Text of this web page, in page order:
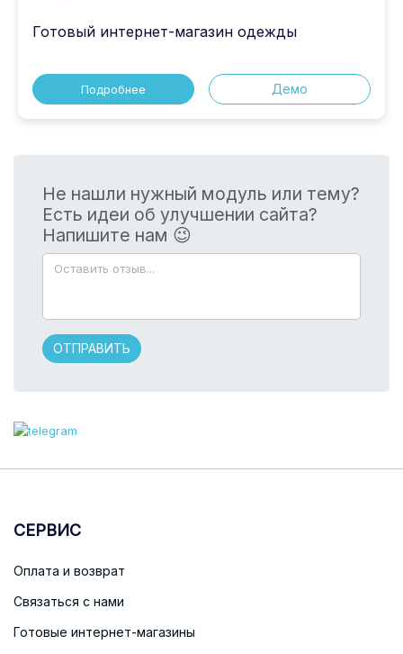
Готовый интернет-магазин одежды
Подробнее Демо
Не нашли нужный модуль или тему?
Есть идеи об улучшении сайта?
Напишите нам 😉
ОТПРАВИТЬ
СЕРВИС
Оплата и возврат
Связаться с нами
Готовые интернет-магазины